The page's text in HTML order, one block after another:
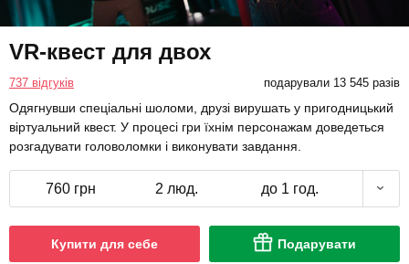
VR-квест для двох
737 відгуків подарували 13 545 разів
Одягнувши спеціальні шоломи, друзі вирушать у пригодницький
віртуальний квест. У процесі гри їхнім персонажам доведеться
розгадувати головоломки і виконувати завдання.
760 грн 2 люд. до 1 год.
Купити для себе Подарувати